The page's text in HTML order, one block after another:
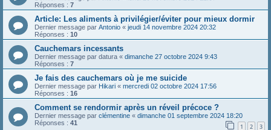
Réponses : 7
Article: Les aliments à privilégier/éviter pour mieux dormir
Dernier message par Antonio « jeudi 14 novembre 2024 20:32
Réponses : 10
Cauchemars incessants
Dernier message par datura « dimanche 27 octobre 2024 9:43
Réponses : 7
Je fais des cauchemars où je me suicide
Dernier message par Hikari « mercredi 02 octobre 2024 17:56
Réponses : 16
Comment se rendormir après un réveil précoce ?
Dernier message par clémentine « dimanche 01 septembre 2024 18:20
Réponses : 41 1 2 3